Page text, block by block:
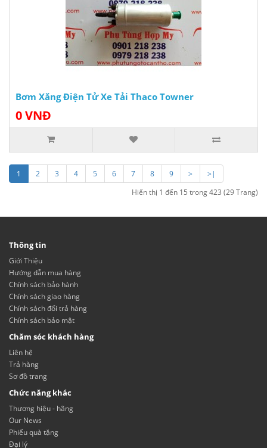
Bơm Xăng Điện Tử Xe Tải Thaco Towner
0 VNĐ
1 2 3 4 5 6 7 8 9 >
>|
Hiển thị 1 đến 15 trong 423 (29 Trang)
Thông tin
Giới Thiệu
Hướng dẫn mua hàng
Chính sách bảo hành
Chính sách giao hàng
Chính sách đổi trả hàng
Chính sách bảo mật
Chăm sóc khách hàng
Liên hệ
Trả hàng
Sơ đồ trang
Chức năng khác
Thương hiệu - hãng
Our News
Phiếu quà tặng
Đại lý